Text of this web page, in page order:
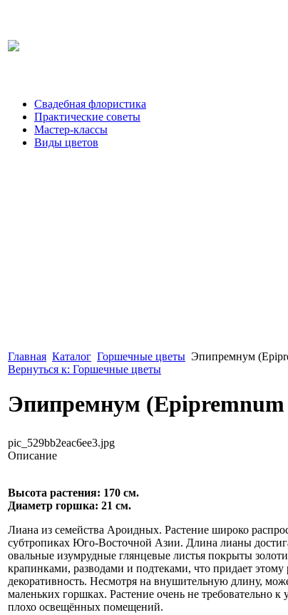
Свадебная флористика
Практические советы
Мастер-классы
Виды цветов
Главная Каталог Горшечные цветы Эпипремнум
Вернуться к: Горшечные цветы
Эпипремнум (Epipremnum
pic_529bb2eac6ee3.jpg
Описание
Высота растения: 170 см.
Диаметр горшка: 21 см.
Лиана из семейства Ароидных. Растение широко
субтропиках Юго-Восточной Азии. Длина лианы
овальные изумрудные глянцевые листья покрыты
крапинками, разводами и подтеками, что придает
декоративность. Несмотря на внушительную длину,
маленьких горшках. Растение очень не требовательно к
плохо освещённых помещений.